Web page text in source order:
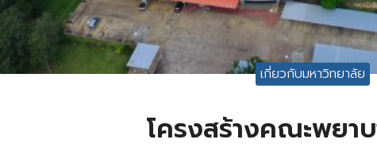
เกี่ยวกับมหาวิทยาลัย
โครงสร้างคณะพยา